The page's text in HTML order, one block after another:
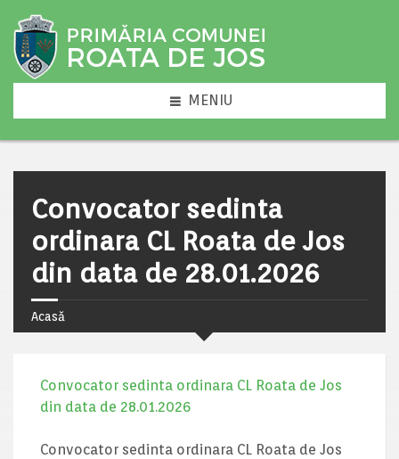
MENIU
Convocator sedinta
ordinara CL Roata de Jos
din data de 28.01.2026
Acasă
Convocator sedinta ordinara CL Roata de Jos
din data de 28.01.2026
Convocator sedinta ordinara CL Roata de Jos